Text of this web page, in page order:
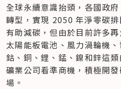
全球永續意識抬頭，各國政
轉型，實現 2050 年淨零碳
有助減碳，但由於目前許多
太陽能板電池、風力渦輪機
鈷、銅、鋰、錳、鎳和鋅這
礦業公司看準商機，積極開
場。